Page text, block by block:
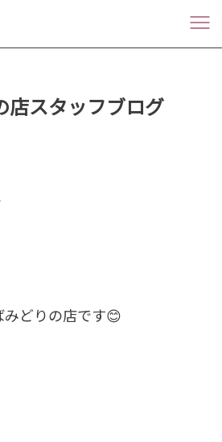
店スタッフブログ
どりの店です😊